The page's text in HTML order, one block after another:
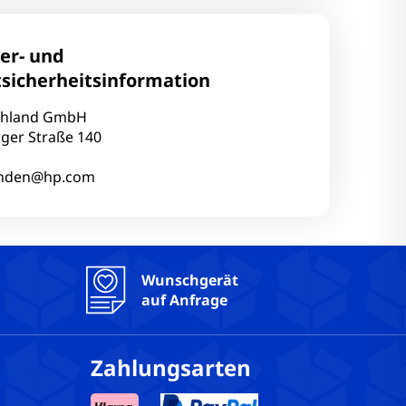
belegt: 1
gesamt: 2
DDR4
Nein
QWERTZ
und
GmbH
Straße 140
Wunschgerät
auf Anfrage
Zahlungsarten